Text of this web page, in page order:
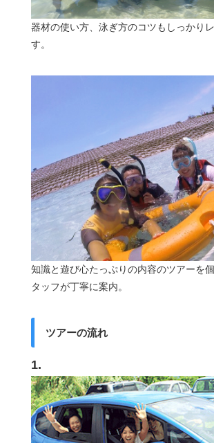
器材の使い方、泳ぎ方のコツもしっかり
す。
知識と遊び心たっぷりの内容のツアーを
タッフが丁寧に案内。
ツアーの流れ
1.